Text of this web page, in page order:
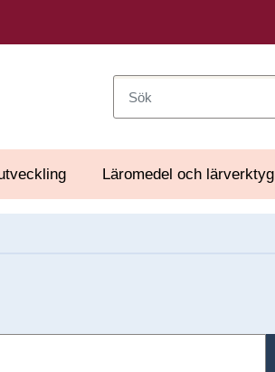
Läromedel och lärverktyg